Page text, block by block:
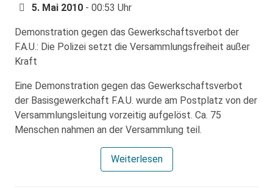
5. Mai 2010 - 00:53 Uhr
Demonstration gegen das Gewerkschaftsverbot der
F.A.U.: Die Polizei setzt die Versammlungsfreiheit außer
Kraft
Eine Demonstration gegen das Gewerkschaftsverbot
der Basisgewerkchaft F.A.U. wurde am Postplatz von der
Versammlungsleitung vorzeitig aufgelöst. Ca. 75
Menschen nahmen an der Versammlung teil.
Weiterlesen